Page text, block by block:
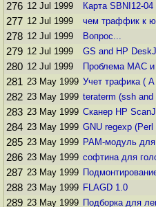
276 12 Jul 1999 Карта SBNI12-04
277 12 Jul 1999 чем тpаффик к
278 12 Jul 1999 Вопpос...
279 12 Jul 1999 GS and HP
280 12 Jul 1999 Проблема MAC
281 23 May 1999 Учет трафика (
282 23 May 1999 teraterm (ssh and
283 23 May 1999 Сканер HP
284 23 May 1999 GNU regexp
285 23 May 1999 PAM-модуль
286 23 May 1999 софтина для
287 23 May 1999
288 23 May 1999 FLAGD 1.0
289 23 May 1999 Подборка для